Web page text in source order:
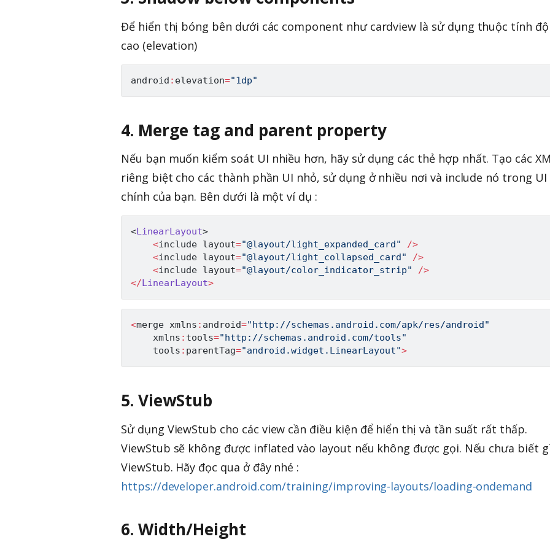
Để hiển thị bóng bên dưới các component như cardview là sử dụng thuộc tính độ
cao (elevation)
android : elevation="1dp"
4. Merge tag and parent property
Nếu bạn muốn kiểm soát UI nhiều hơn, hãy sử dụng các thẻ hợp nhất. Tạo các
riêng biệt cho các thành phần UI nhỏ, sử dụng ở nhiều nơi và include nó trong UI
chính của bạn. Bên dưới là một ví dụ :
<LinearLayout>
<include layout="@layout/light_expanded_card" />
<include layout="@layout/light_collapsed_card" />
<include layout="@layout/color_indicator_strip" />
</ LinearLayout>
<merge xmlns : android="http://schemas.android.com/apk/res/android"
    xmlns
: tools="http://schemas.android.com/tools"
    tools
: parentTag="android.widget.LinearLayout">
5. ViewStub
Sử dụng ViewStub cho các view cần điều kiện để hiển thị và tần suất rất thấp.
ViewStub sẽ không được inflated vào layout nếu không được gọi. Nếu chưa biết
ViewStub. Hãy đọc qua ở đây nhé :
https://developer.android.com/training/improving-layouts/loading-ondemand
6. Width/Height